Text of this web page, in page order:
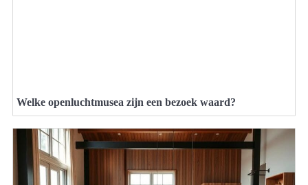
Welke openluchtmusea zijn een bezoek waard?